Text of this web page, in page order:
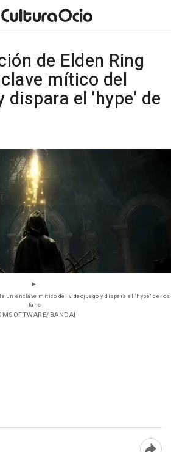
de Elden Ring
mítico del
dispara el 'hype' de
un enclave mítico del videojuego y dispara el ‘hype’ de los
fans
BANDAI